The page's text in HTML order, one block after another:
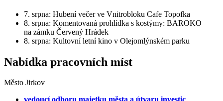
7. srpna: Hubení večer ve Vnitrobloku Cafe Topofka
8. srpna: Komentovaná prohlídka s kostýmy: BAROKO
na zámku Červený Hrádek
8. srpna: Kultovní letní kino v Olejomlýnském parku
Nabídka pracovních míst
Město Jirkov